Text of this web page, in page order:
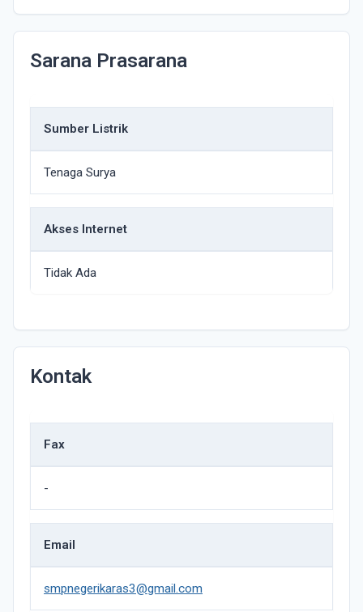
Sarana Prasarana
Sumber Listrik
Tenaga Surya
Akses Internet
Tidak Ada
Kontak
Fax
-
Email
smpnegerikaras3@gmail.com